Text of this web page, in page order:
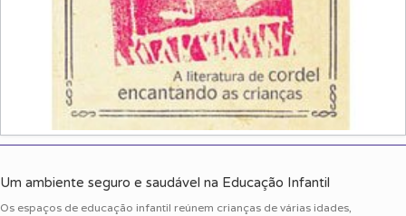
Um ambiente seguro e saudável na Educação Infantil
Os espaços de educação infantil reúnem crianças de várias idades,